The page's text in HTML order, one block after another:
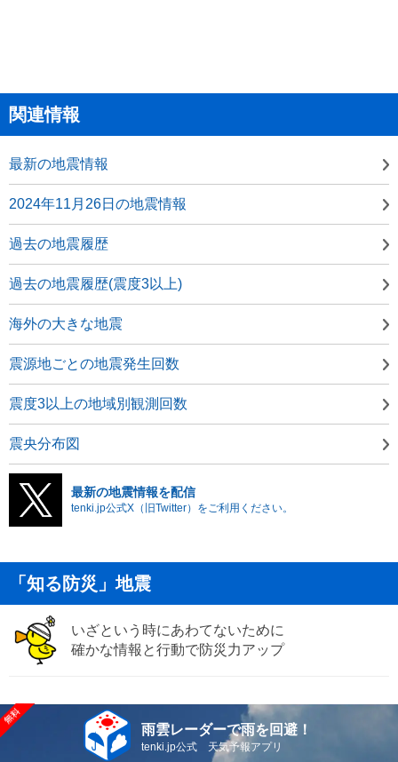
関連情報
最新の地震情報
2024年11月26日の地震情報
過去の地震履歴
過去の地震履歴(震度3以上)
海外の大きな地震
震源地ごとの地震発生回数
震度3以上の地域別観測回数
震央分布図
最新の地震情報を配信
tenki.jp公式X（旧Twitter）をご利用ください。
「知る防災」地震
いざという時にあわてないために
確かな情報と行動で防災力アップ
雨雲レーダーで雨を回避！
tenki.jp公式 天気予報アプリ